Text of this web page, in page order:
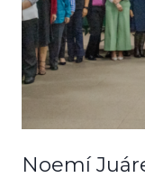
Noemí